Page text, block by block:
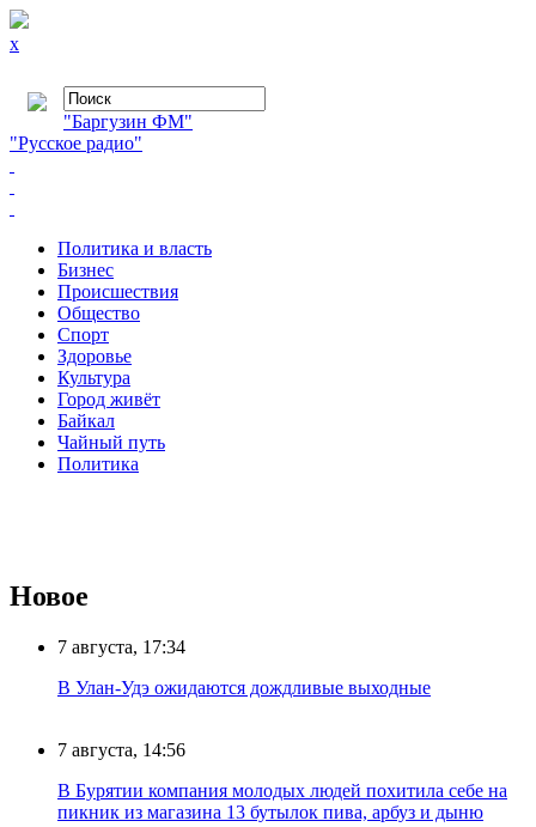
x
"Баргузин ФМ"
"Русское радио"
Политика и власть
Бизнес
Происшествия
Общество
Cпорт
Здоровье
Культура
Город живёт
Байкал
Чайный путь
Политика
Новое
7 августа, 17:34
В Улан-Удэ ожидаются дождливые выходные
7 августа, 14:56
В Бурятии компания молодых людей похитила себе на
пикник из магазина 13 бутылок пива, арбуз и дыню